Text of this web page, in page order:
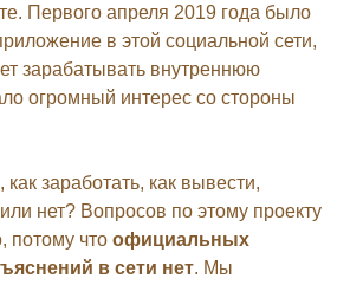
Первого апреля 2019 года было
в этой социальной сети,
зарабатывать внутреннюю
огромный интерес со стороны
, как заработать, как вывести,
нет? Вопросов по этому проекту
потому что официальных
в сети нет. Мы